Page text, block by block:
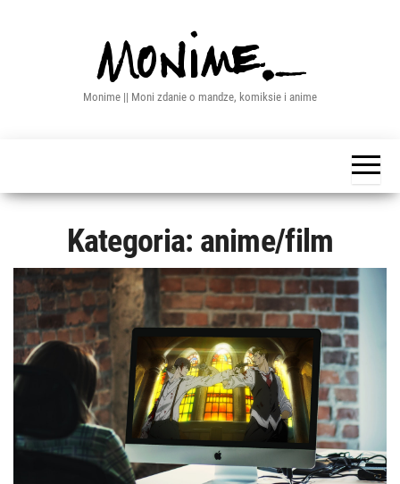
Monime || Moni zdanie o mandze, komiksie i anime
Kategoria: anime/film